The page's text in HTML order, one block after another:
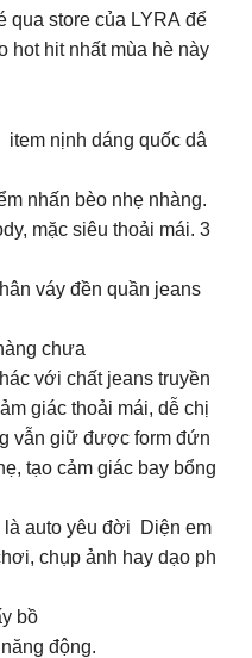
qua store của LYRA để
hot hit nhất mùa hè này
nịnh dáng quốc dâ
nhấn bèo nhẹ nhàng.
mặc siêu thoải mái. 3
váy đền quần jeans
chưa
với chất jeans truyền
giác thoải mái, dễ chị
vẫn giữ được form đứn
tạo cảm giác bay bổng
auto yêu đời Diện em
chụp ảnh hay dạo ph
bồ
động.